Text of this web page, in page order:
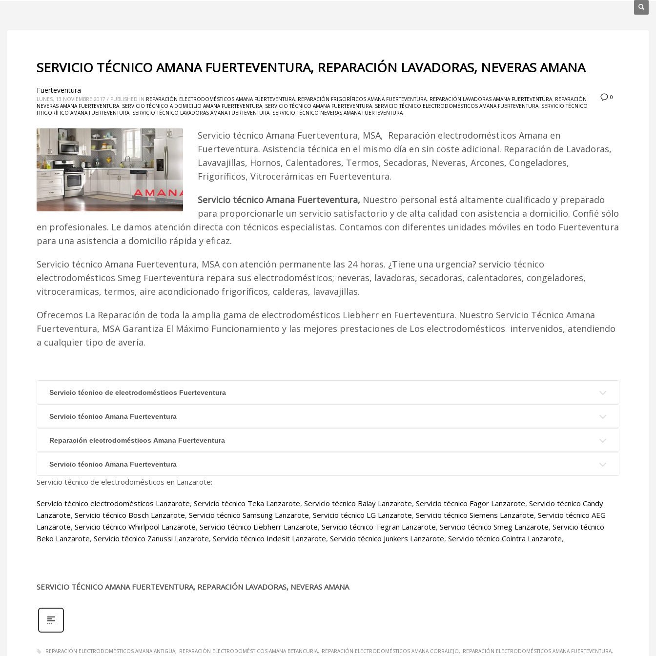
SERVICIO TÉCNICO AMANA FUERTEVENTURA, REPARACIÓN LAVADORAS, NEVERAS AMANA
0
Fuerteventura
LUNES, 13 NOVIEMBRE 2017 / PUBLISHED IN REPARACIÓN ELECTRODOMÉSTICOS AMANA FUERTEVENTURA, REPARACIÓN FRIGORÍFICOS AMANA FUERTEVENTURA, REPARACIÓN LAVADORAS AMANA FUERTEVENTURA, REPARACIÓN
NEVERAS AMANA FUERTEVENTURA, SERVICIO TÉCNICO A DOMICILIO AMANA FUERTEVENTURA, SERVICIO TÉCNICO AMANA FUERTEVENTURA, SERVICIO TÉCNICO ELECTRODOMÉSTICOS AMANA FUERTEVENTURA, SERVICIO TÉCNICO
FRIGORÍFICO AMANA FUERTEVENTURA, SERVICIO TÉCNICO LAVADORAS AMANA FUERTEVENTURA, SERVICIO TÉCNICO NEVERAS AMANA FUERTEVENTURA
Servicio técnico Amana Fuerteventura, MSA, Reparación electrodomésticos Amana en
Fuerteventura. Asistencia técnica en el mismo día en sin coste adicional. Reparación de Lavadoras,
Lavavajillas, Hornos, Calentadores, Termos, Secadoras, Neveras, Arcones, Congeladores,
Frigoríficos, Vitrocerámicas en Fuerteventura.
Servicio técnico Amana Fuerteventura, Nuestro personal está altamente cualificado y preparado
para proporcionarle un servicio satisfactorio y de alta calidad con asistencia a domicilio. Confié sólo
en profesionales. Le damos atención directa con técnicos especialistas. Contamos con diferentes unidades móviles en todo Fuerteventura
para una asistencia a domicilio rápida y eficaz.
Servicio técnico Amana Fuerteventura, MSA con atención permanente las 24 horas. ¿Tiene una urgencia? servicio técnico
electrodomésticos Smeg Fuerteventura repara sus electrodomésticos; neveras, lavadoras, secadoras, calentadores, congeladores,
vitroceramicas, termos, aire acondicionado frigoríficos, calderas, lavavajillas.
Ofrecemos La Reparación de toda la amplia gama de electrodomésticos Liebherr en Fuerteventura. Nuestro Servicio Técnico Amana
Fuerteventura, MSA Garantiza El Máximo Funcionamiento y las mejores prestaciones de Los electrodomésticos intervenidos, atendiendo
a cualquier tipo de avería.
Servicio técnico de electrodomésticos Fuerteventura
Servicio técnico Amana Fuerteventura
Reparación electrodomésticos Amana Fuerteventura
Servicio técnico Amana Fuerteventura
Servicio técnico de electrodomésticos en Lanzarote:
Servicio técnico electrodomésticos Lanzarote, Servicio técnico Teka Lanzarote, Servicio técnico Balay Lanzarote, Servicio técnico Fagor Lanzarote, Servicio técnico Candy
Lanzarote, Servicio técnico Bosch Lanzarote, Servicio técnico Samsung Lanzarote, Servicio técnico LG Lanzarote, Servicio técnico Siemens Lanzarote, Servicio técnico AEG
Lanzarote, Servicio técnico Whirlpool Lanzarote, Servicio técnico Liebherr Lanzarote, Servicio técnico Tegran Lanzarote, Servicio técnico Smeg Lanzarote, Servicio técnico
Beko Lanzarote, Servicio técnico Zanussi Lanzarote, Servicio técnico Indesit Lanzarote, Servicio técnico Junkers Lanzarote, Servicio técnico Cointra Lanzarote,
SERVICIO TÉCNICO AMANA FUERTEVENTURA, REPARACIÓN LAVADORAS, NEVERAS AMANA
REPARACIÓN ELECTRODOMÉSTICOS AMANA ANTIGUA REPARACIÓN ELECTRODOMÉSTICOS AMANA BETANCURIA REPARACIÓN ELECTRODOMÉSTICOS AMANA CORRALEJO REPARACIÓN ELECTRODOMÉSTICOS AMANA FUERTEVENTURA